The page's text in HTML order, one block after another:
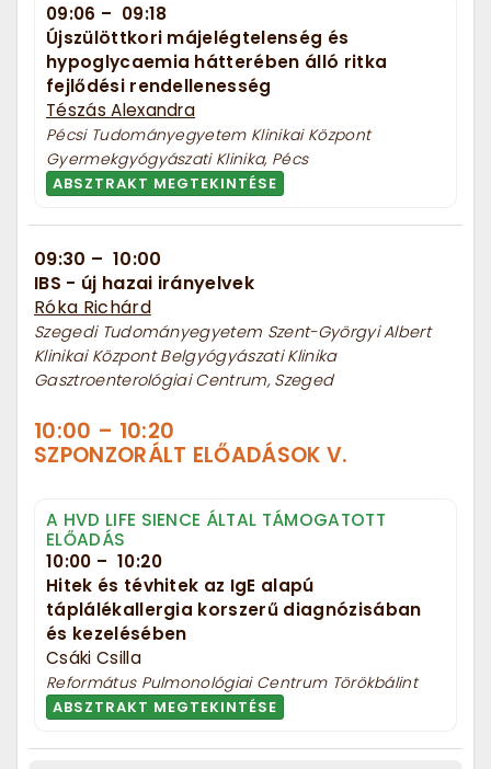
09:06 – 09:18
Újszülöttkori májelégtelenség és
hypoglycaemia hátterében álló ritka
fejlődési rendellenesség
Tészás Alexandra
Pécsi Tudományegyetem Klinikai Központ
Gyermekgyógyászati Klinika, Pécs
ABSZTRAKT MEGTEKINTÉSE
09:30 – 10:00
IBS - új hazai irányelvek
Róka Richárd
Szegedi Tudományegyetem Szent-Györgyi Albert
Klinikai Központ Belgyógyászati Klinika
Gasztroenterológiai Centrum, Szeged
10:00 – 10:20
SZPONZORÁLT ELŐADÁSOK V.
A HVD LIFE SIENCE ÁLTAL TÁMOGATOTT
ELŐADÁS
10:00 – 10:20
Hitek és tévhitek az IgE alapú
táplálékallergia korszerű diagnózisában
és kezelésében
Csáki Csilla
Református Pulmonológiai Centrum Törökbálint
ABSZTRAKT MEGTEKINTÉSE